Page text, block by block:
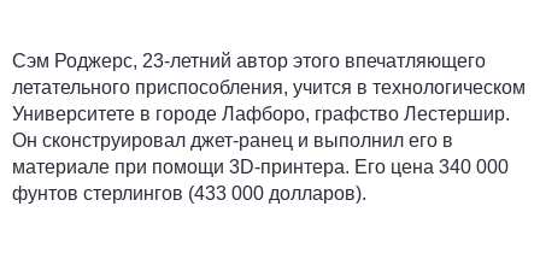
Сэм Роджерс, 23-летний автор этого впечатляющего
летательного приспособления, учится в технологическом
Университете в городе Лафборо, графство Лестершир.
Он сконструировал джет-ранец и выполнил его в
материале при помощи 3D-принтера. Его цена 340 000
фунтов стерлингов (433 000 долларов).